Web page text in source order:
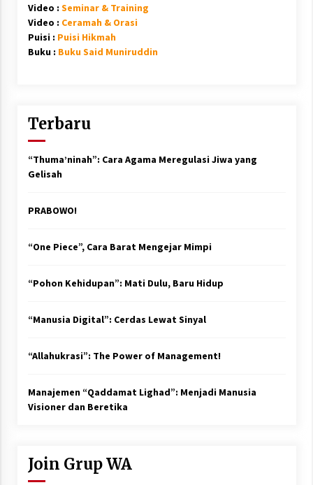
Video : Seminar & Training
Video : Ceramah & Orasi
Puisi : Puisi Hikmah
Buku : Buku Said Muniruddin
Terbaru
“Thuma’ninah”: Cara Agama Meregulasi Jiwa yang
Gelisah
PRABOWO!
“One Piece”, Cara Barat Mengejar Mimpi
“Pohon Kehidupan”: Mati Dulu, Baru Hidup
“Manusia Digital”: Cerdas Lewat Sinyal
“Allahukrasi”: The Power of Management!
Manajemen “Qaddamat Lighad”: Menjadi Manusia
Visioner dan Beretika
Join Grup WA